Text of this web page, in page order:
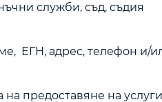
служби, съд, съдия
ЕГН, адрес, телефон и/
предоставяне на